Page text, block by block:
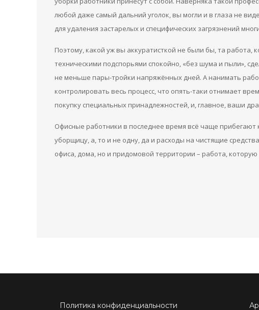
любой даже самый дальний уголок, вы могли и в глаза не
для удаления застарелых и специфических загрязнений
Поэтому, какой уж вы аккуратисткой не были бы, та
техническими подспорьями спокойно, «без шума и пыли»,
не меньше пары-тройки напряжённых дней. А нанимать
контролировать весь процесс, что опять-таки отнимает
покупку специальных принадлежностей, и, главное, ваши
Офисные работники в последнее время всё чаще
уборщицу, а, то и не одну, да и расходы на чистящие
офиса, дома, но и придомовой территории – работа, которую
Политика конфиденциальности